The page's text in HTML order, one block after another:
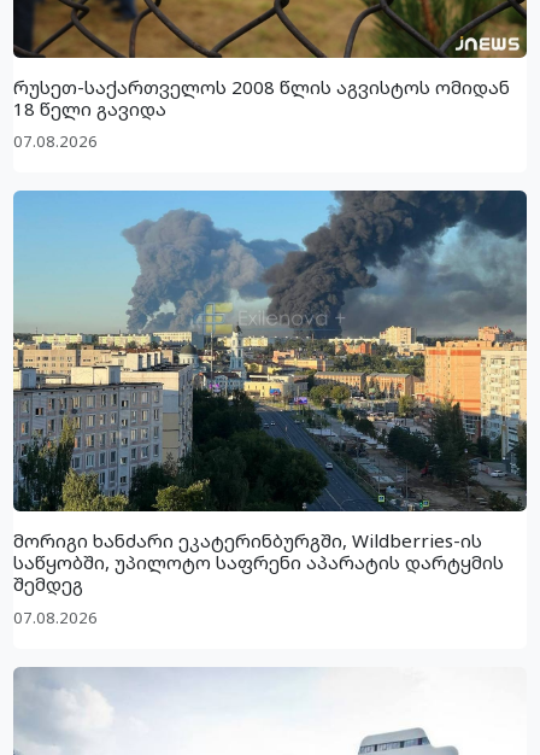
რუსეთ-საქართველოს 2008 წლის აგვისტოს ომიდან
18 წელი გავიდა
07.08.2026
მორიგი ხანძარი ეკატერინბურგში, Wildberries-ის
საწყობში, უპილოტო საფრენი აპარატის დარტყმის
შემდეგ
07.08.2026